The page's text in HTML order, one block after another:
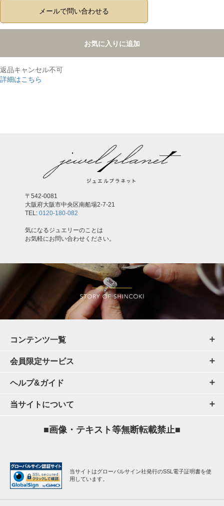
メールで問い合わせる
お気に入りに追加
返品キャンセル不可
詳細はこちら
〒542-0081
大阪府大阪市中央区南船場2-7-21
TEL: 0120-180-082
気になるジュエリーのことは
お気軽にお問い合わせください。
コンテンツ一覧
会員限定サービス
ヘルプ&ガイド
当サイトについて
■画像・テキスト等無断転載禁止■
当サイトはグローバルサイン社発行のSSL電子証明書を使
用しています。